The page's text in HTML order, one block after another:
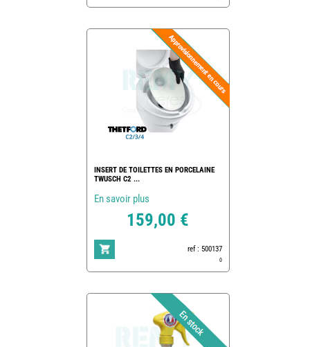
INSERT DE TOILETTES EN PORCELAINE
TWUSCH C2 ...
En savoir plus
159,00 €
ref : 500137
0